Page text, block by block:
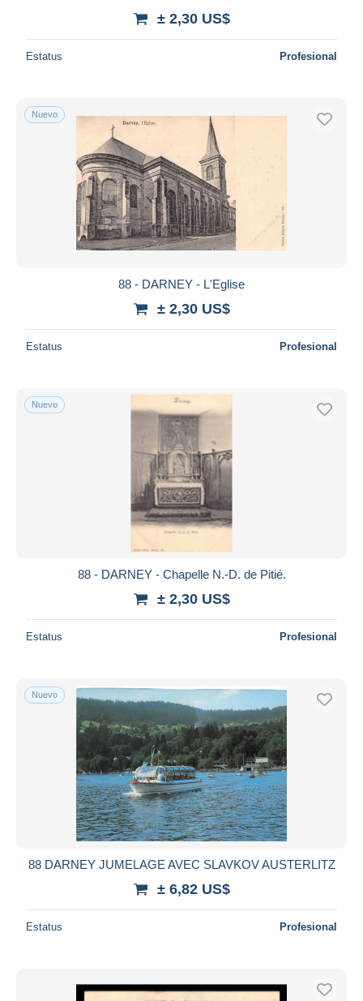
± 2,30 US$
Estatus Profesional
Nuevo
88 - DARNEY - L'Eglise
± 2,30 US$
Estatus Profesional
Nuevo
88 - DARNEY - Chapelle N.-D. de Pitié.
± 2,30 US$
Estatus Profesional
Nuevo
88 DARNEY JUMELAGE AVEC SLAVKOV AUSTERLITZ
± 6,82 US$
Estatus Profesional